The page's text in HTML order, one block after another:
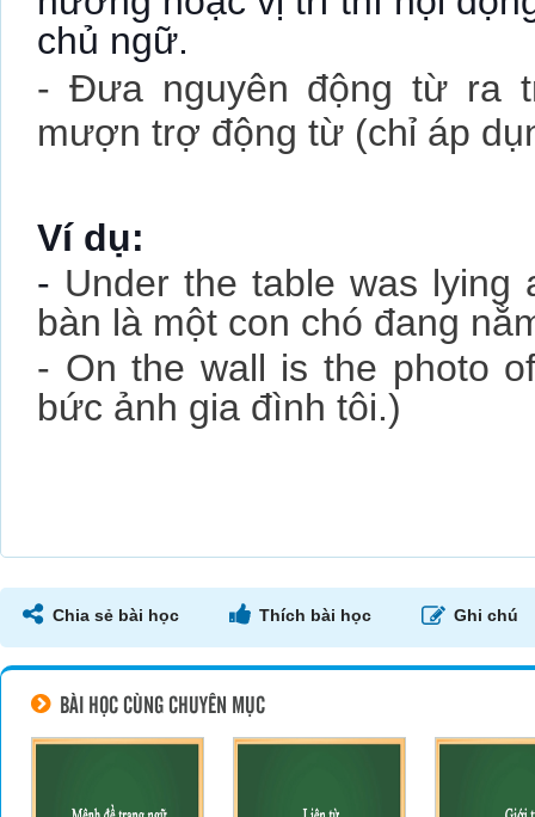
chủ ngữ.
- Đưa nguyên động từ ra
mượn trợ động từ (chỉ áp
Ví dụ:
- Under the table was
bàn là một con chó đang
- On the wall is the photo
bức ảnh gia đình tôi.)
Chia sẻ bài học Thích bài học Ghi chú
BÀI HỌC CÙNG CHUYÊN MỤC